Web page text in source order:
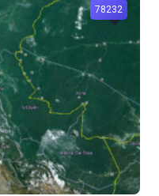
78232